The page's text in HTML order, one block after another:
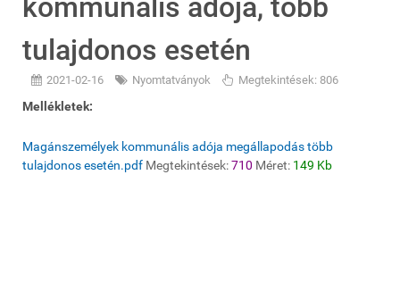
kommunális adója, több
tulajdonos esetén
2021-02-16 Nyomtatványok Megtekintések: 806
Mellékletek:
Magánszemélyek kommunális adója megállapodás több
tulajdonos esetén.pdf Megtekintések:710 Méret: 149 Kb